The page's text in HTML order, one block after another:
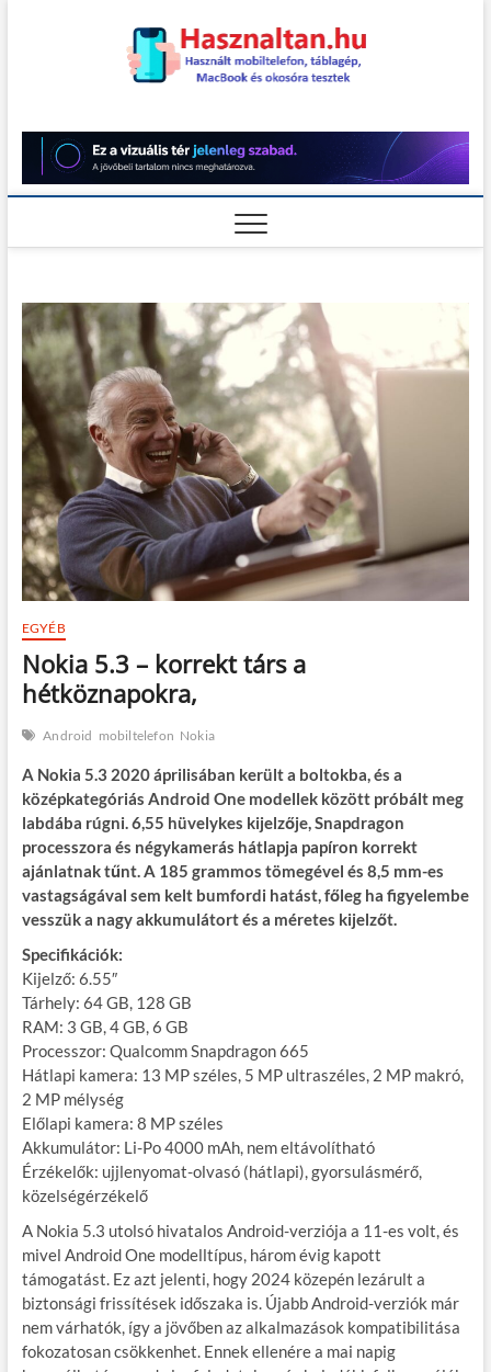
Használt
teszt
TÁBLAGÉP, MACBOOK ÉS
OKOSÓRA TESZTEK
EGYÉB
Nokia 5.3 – korrekt társ a
hétköznapokra,
Android mobiltelefon Nokia
A Nokia 5.3 2020 áprilisában került a boltokba, és a
középkategóriás Android One modellek között próbált meg
labdába rúgni. 6,55 hüvelykes kijelzője, Snapdragon
processzora és négykamerás hátlapja papíron korrekt
ajánlatnak tűnt. A 185 grammos tömegével és 8,5 mm-es
vastagságával sem kelt bumfordi hatást, főleg ha figyelembe
vesszük a nagy akkumulátort és a méretes kijelzőt.
Specifikációk:
Kijelző: 6.55″
Tárhely: 64 GB, 128 GB
RAM: 3 GB, 4 GB, 6 GB
Processzor: Qualcomm Snapdragon 665
Hátlapi kamera: 13 MP széles, 5 MP ultraszéles, 2 MP makró,
2 MP mélység
Előlapi kamera: 8 MP széles
Akkumulátor: Li-Po 4000 mAh, nem eltávolítható
Érzékelők: ujjlenyomat-olvasó (hátlapi), gyorsulásmérő,
közelségérzékelő
A Nokia 5.3 utolsó hivatalos Android-verziója a 11-es volt, és
mivel Android One modelltípus, három évig kapott
támogatást. Ez azt jelenti, hogy 2024 közepén lezárult a
biztonsági frissítések időszaka is. Újabb Android-verziók már
nem várhatók, így a jövőben az alkalmazások kompatibilitása
fokozatosan csökkenhet. Ennek ellenére a mai napig